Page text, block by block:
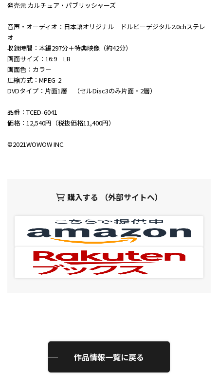
発売元 カルチュア・パブリッシャーズ
音声・オーディオ：日本語オリジナル ドルビーデジタル2.0chステレ
オ
収録時間：本編297分＋特典映像（約42分）
画面サイズ：16:9 LB
画面色：カラー
圧縮方式：MPEG-2
DVDタイプ：片面1層 （セルDisc3のみ片面・2層）
品番：TCED-6041
価格：12,540円（税抜価格11,400円）
©2021WOWOW INC.
購入する （外部サイトへ）
作品情報一覧に戻る